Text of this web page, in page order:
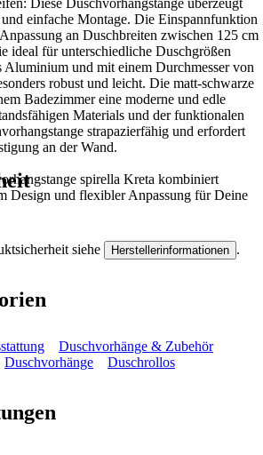
Diese Duschvorhangstange überzeugt
einfache Montage. Die Einspannfunktion
an Duschbreiten zwischen 125 cm
ideal für unterschiedliche Duschgrößen
Aluminium und mit einem Durchmesser von
robust und leicht. Die matt-schwarze
Badezimmer eine moderne und edle
Materials und der funktionalen
strapazierfähig und erfordert
an der Wand.
spirella Kreta kombiniert
Design und flexibler Anpassung für Deine
siehe Herstellerinformationen .
Duschvorhänge & Zubehör
Duschvorhänge
Duschrollos